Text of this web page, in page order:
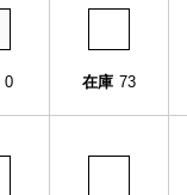
0 在庫 73